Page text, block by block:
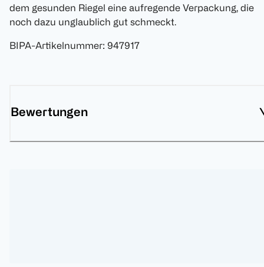
dem gesunden Riegel eine aufregende Verpackung, die
noch dazu unglaublich gut schmeckt.
BIPA-Artikelnummer: 947917
Bewertungen